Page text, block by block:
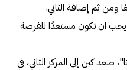
ومن ثم إضافة الثاني.
ان تكون مستعدًا للفرصة
صعد كين إلى المركز الثاني، في